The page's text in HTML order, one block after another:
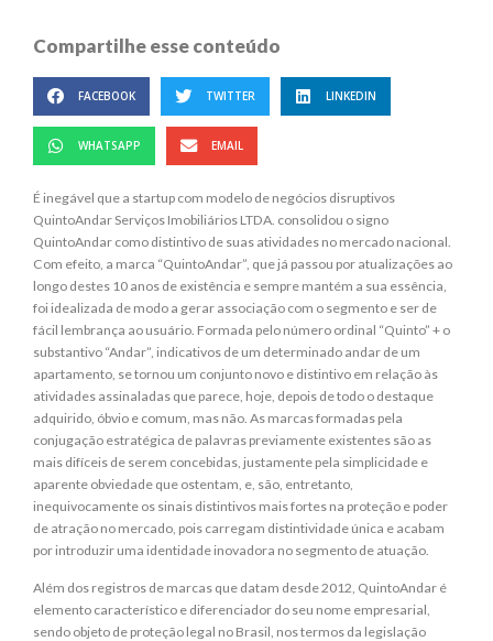
Compartilhe esse conteúdo
FACEBOOK TWITTER LINKEDIN
WHATSAPP EMAIL
É inegável que a startup com modelo de negócios disruptivos
QuintoAndar Serviços Imobiliários LTDA. consolidou o signo
QuintoAndar como distintivo de suas atividades no mercado nacional.
Com efeito, a marca “QuintoAndar”, que já passou por atualizações ao
longo destes 10 anos de existência e sempre mantém a sua essência,
foi idealizada de modo a gerar associação com o segmento e ser de
fácil lembrança ao usuário. Formada pelo número ordinal “Quinto” + o
substantivo “Andar”, indicativos de um determinado andar de um
apartamento, se tornou um conjunto novo e distintivo em relação às
atividades assinaladas que parece, hoje, depois de todo o destaque
adquirido, óbvio e comum, mas não. As marcas formadas pela
conjugação estratégica de palavras previamente existentes são as
mais difíceis de serem concebidas, justamente pela simplicidade e
aparente obviedade que ostentam, e, são, entretanto,
inequivocamente os sinais distintivos mais fortes na proteção e poder
de atração no mercado, pois carregam distintividade única e acabam
por introduzir uma identidade inovadora no segmento de atuação.
Além dos registros de marcas que datam desde 2012, QuintoAndar é
elemento característico e diferenciador do seu nome empresarial,
sendo objeto de proteção legal no Brasil, nos termos da legislação